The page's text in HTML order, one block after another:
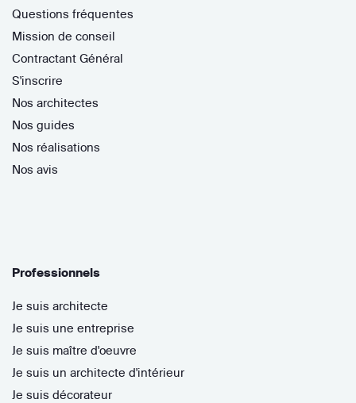
Questions fréquentes
Mission de conseil
Contractant Général
S'inscrire
Nos architectes
Nos guides
Nos réalisations
Nos avis
Professionnels
Je suis architecte
Je suis une entreprise
Je suis maître d'oeuvre
Je suis un architecte d'intérieur
Je suis décorateur